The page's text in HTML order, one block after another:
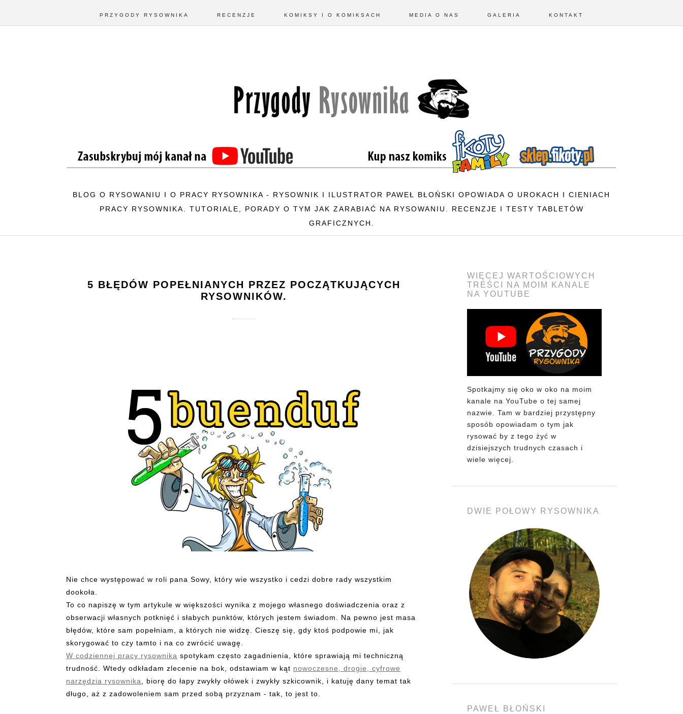
PRZYGODY RYSOWNIKA RECENZJE KOMIKSY I O KOMIKSACH MEDIA O NAS GALERIA KONTAKT
BLOG O RYSOWANIU I O PRACY RYSOWNIKA - RYSOWNIK I ILUSTRATOR PAWEŁ BŁOŃSKI OPOWIADA O UROKACH I CIENIACH
PRACY RYSOWNIKA. TUTORIALE, PORADY O TYM JAK ZARABIAĆ NA RYSOWANIU. RECENZJE I TESTY TABLETÓW
GRAFICZNYCH.
5 BŁĘDÓW POPEŁNIANYCH PRZEZ POCZĄTKUJĄCYCH
RYSOWNIKÓW.
Nie chce występować w roli pana Sowy, który wie wszystko i cedzi dobre rady wszystkim
dookoła.
To co napiszę w tym artykule w większości wynika z mojego własnego doświadczenia oraz z
obserwacji własnych potknięć i słabych punktów, których jestem świadom. Na pewno jest masa
błędów, które sam popełniam, a których nie widzę. Cieszę się, gdy ktoś podpowie mi, jak
skorygować to czy tamto i na co zwrócić uwagę.
W codziennej pracy rysownika spotykam często zagadnienia, które sprawiają mi techniczną
trudność. Wtedy odkładam zlecenie na bok, odstawiam w kąt nowoczesne, drogie, cyfrowe
narzędzia rysownika
, biorę do łapy zwykły ołówek i zwykły szkicownik, i katuję dany temat tak
długo, aż z zadowoleniem sam przed sobą przyznam - tak, to jest to.
WIĘCEJ WARTOŚCIOWYCH
TREŚCI NA MOIM KANALE
NA YOUTUBE
Spotkajmy się oko w oko na moim
kanale na YouTube o tej samej
nazwie. Tam w bardziej przystępny
sposób opowiadam o tym jak
rysować by z tego żyć w
dzisiejszych trudnych czasach i
wiele więcej.
DWIE POŁOWY RYSOWNIKA
PAWEŁ BŁOŃSKI